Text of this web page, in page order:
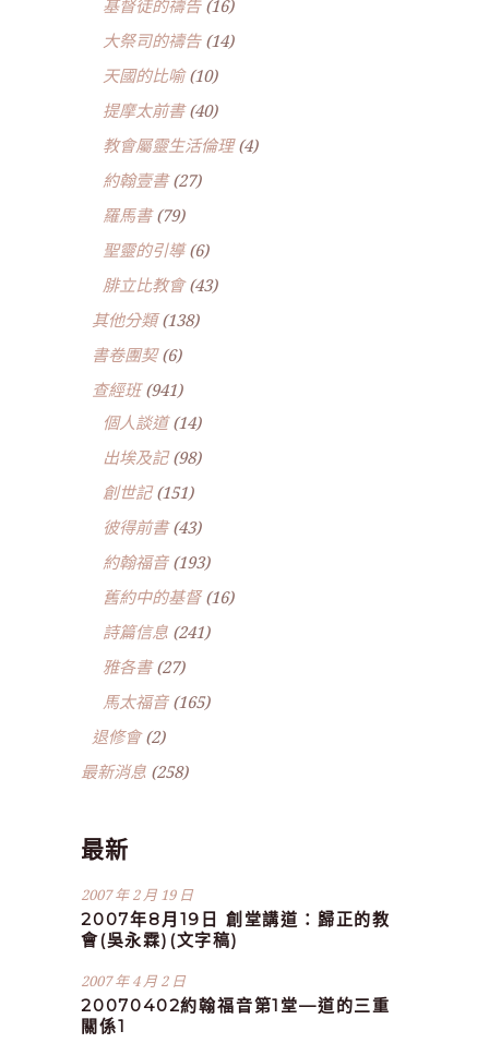
基督徒的禱告(16)
大祭司的禱告(14)
天國的比喻(10)
提摩太前書(40)
教會屬靈生活倫理(4)
約翰壹書(27)
羅馬書(79)
聖靈的引導(6)
腓立比教會(43)
其他分類(138)
書卷團契(6)
查經班(941)
個人談道(14)
出埃及記(98)
創世記(151)
彼得前書(43)
約翰福音(193)
舊約中的基督(16)
詩篇信息 (241)
雅各書(27)
馬太福音(165)
退修會(2)
最新消息 (258)
最新
2007 年 2 月 19 日
2007年8月19日 創堂講道：歸正的教
會(吳永霖)(文字稿)
2007 年 4 月 2 日
20070402約翰福音第1堂—道的三重
關係1